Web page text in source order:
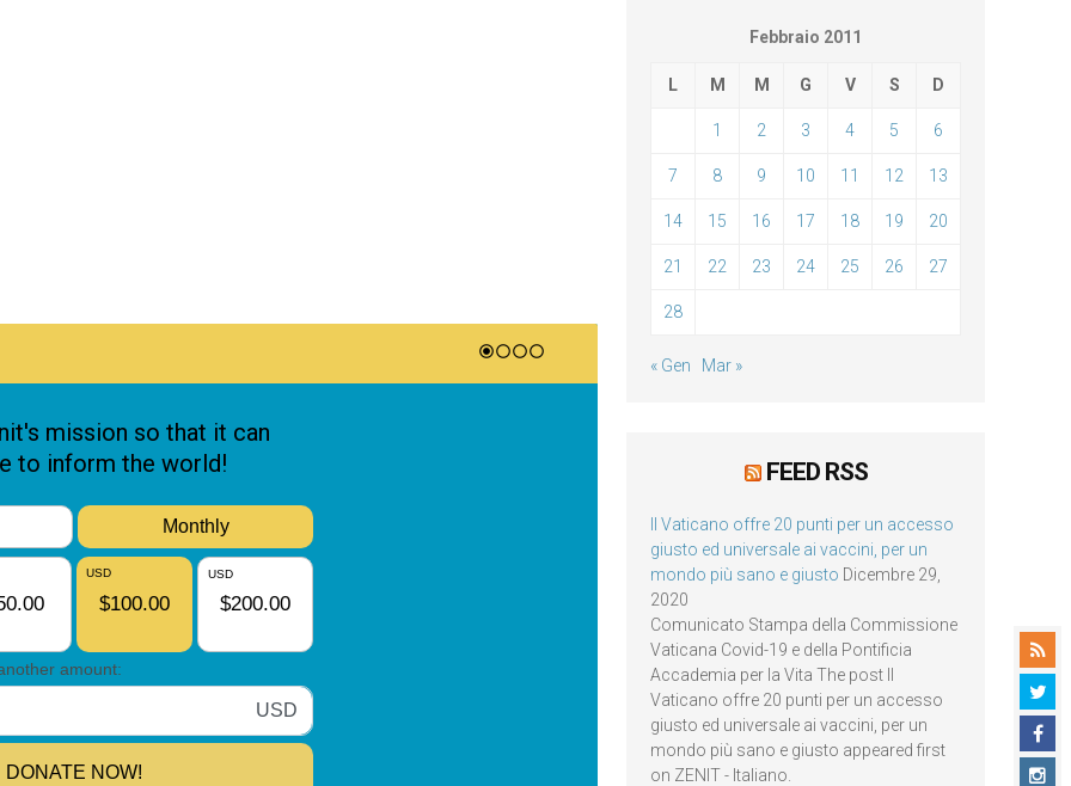
Febbraio 2011
L M M G V S D
1 2 3 4 5 6
7 8 9 10 11 12 13
14 15 16 17 18 19 20
21 22 23 24 25 26 27
28
« Gen Mar »
FEED RSS
Il Vaticano offre 20 punti per un accesso
giusto ed universale ai vaccini, per un
mondo più sano e giusto Dicembre 29,
2020
Comunicato Stampa della Commissione
Vaticana Covid-19 e della Pontificia
Accademia per la Vita The post Il
Vaticano offre 20 punti per un accesso
giusto ed universale ai vaccini, per un
mondo più sano e giusto appeared first
on ZENIT - Italiano.